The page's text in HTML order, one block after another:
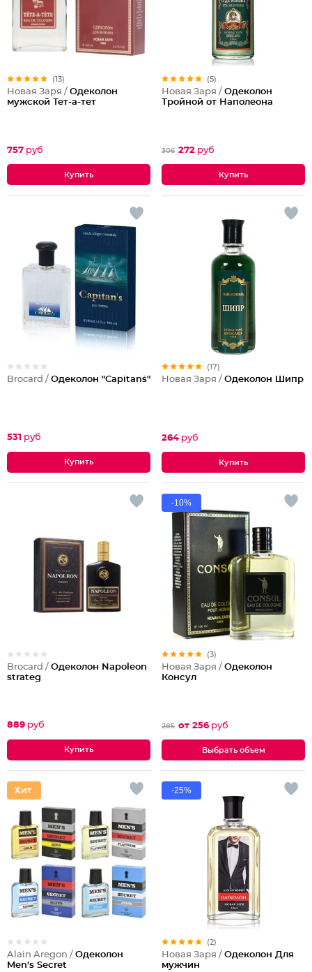
(13)
Новая Заря / Одеколон
мужской Тет-а-тет
757 руб
(5)
Новая Заря / Одеколон
Тройной от Наполеона
306 272 руб
Brocard / Одеколон "Capitan`s"
531 руб
(17)
Новая Заря / Одеколон Шипр
264 руб
Brocard / Одеколон Napoleon
strateg
889 руб
-10%
(3)
Новая Заря / Одеколон
Консул
285 от 256 руб
Выбрать объем
Alain Aregon / Одеколон
Men's Secret
-25%
(2)
Новая Заря / Одеколон Для
мужчин